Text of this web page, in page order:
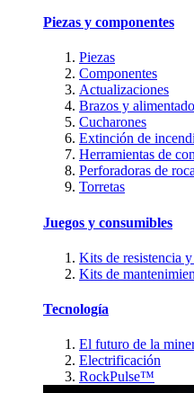
Piezas y componentes
Piezas
Componentes
Actualizaciones
Brazos y
Cucharones
Extinción de
Herramientas de
Perforadoras de roca
Torretas
Juegos y consumibles
Kits de resistencia
Kits de
Tecnología
El futuro de la
Electrificación
RockPulse™